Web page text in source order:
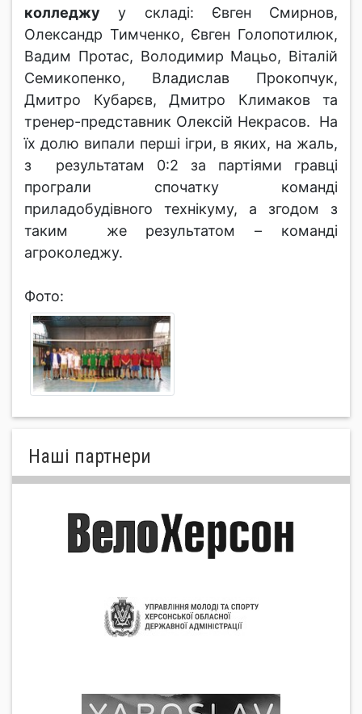
колледжу у складі: Євген Смирнов,
Олександр Тимченко, Євген Голопотилюк,
Вадим Протас, Володимир Мацьо, Віталій
Семикопенко, Владислав Прокопчук,
Дмитро Кубарєв, Дмитро Климаков та
тренер-представник Олексій Некрасов. На
їх долю випали перші ігри, в яких, на жаль,
з результатам 0:2 за партіями гравці
програли спочатку команді
приладобудівного технікуму, а згодом з
таким же результатом – команді
агроколеджу.
Фото:
Нашi партнери